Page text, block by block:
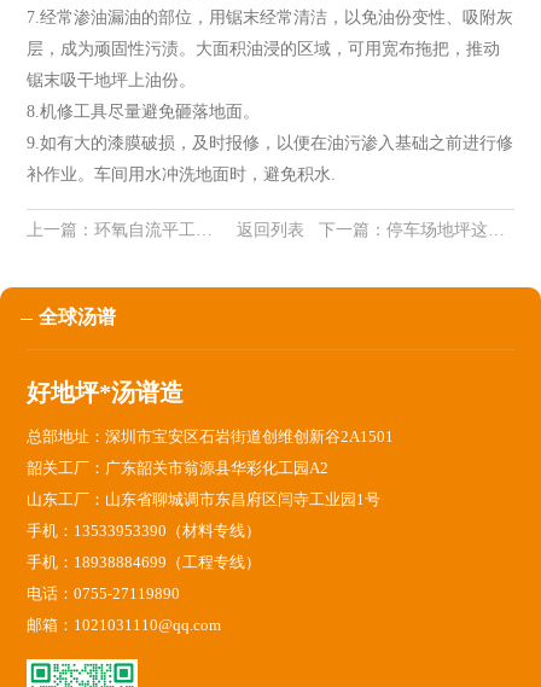
7.经常渗油漏油的部位，用锯末经常清洁，以免油份变性、吸附灰
层，成为顽固性污渍。大面积油浸的区域，可用宽布拖把，推动
锯末吸干地坪上油份。
8.机修工具尽量避免砸落地面。
9.如有大的漆膜破损，及时报修，以便在油污渗入基础之前进行修
补作业。车间用水冲洗地面时，避免积水.
上一篇：环氧自流平工艺 | 环氧自流平与环氧地坪漆的区别 返回列表 下一篇：停车场地坪这样使用才耐用
全球汤谱
好地坪*汤谱造
总部地址：深圳市宝安区石岩街道创维创新谷2A1501
韶关工厂：广东韶关市翁源县华彩化工园A2
山东工厂：山东省聊城调市东昌府区闫寺工业园1号
手机：13533953390（材料专线）
手机：18938884699（工程专线）
电话：0755-27119890
邮箱：1021031110@qq.com